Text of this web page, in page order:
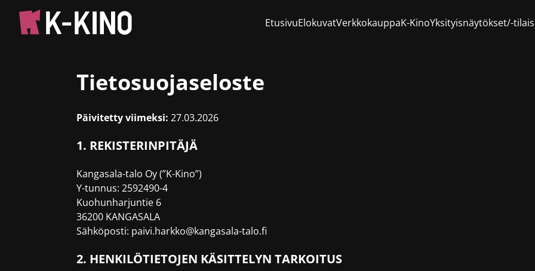
EtusivuElokuvatVerkkokauppaK-KinoYksityisnäytökset/-
Tietosuojaseloste
Päivitetty viimeksi: 27.03.2026
1. REKISTERINPITÄJÄ
Kangasala-talo Oy (”K-Kino”)
Y-tunnus: 2592490-4
Kuohunharjuntie 6
36200 KANGASALA
Sähköposti: paivi.harkko@kangasala-talo.fi
2. HENKILÖTIETOJEN KÄSITTELYN TARKOITUS